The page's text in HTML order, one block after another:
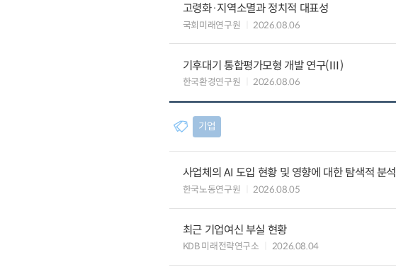
고령화·지역소멸과 정치적 대표성
국회미래연구원 2026.08.06
기후대기 통합평가모형 개발 연구(Ⅲ)
한국환경연구원 2026.08.06
기업
사업체의 AI 도입 현황 및 영향에 대한 탐색적 분석
한국노동연구원 2026.08.05
최근 기업여신 부실 현황
KDB 미래전략연구소 2026.08.04